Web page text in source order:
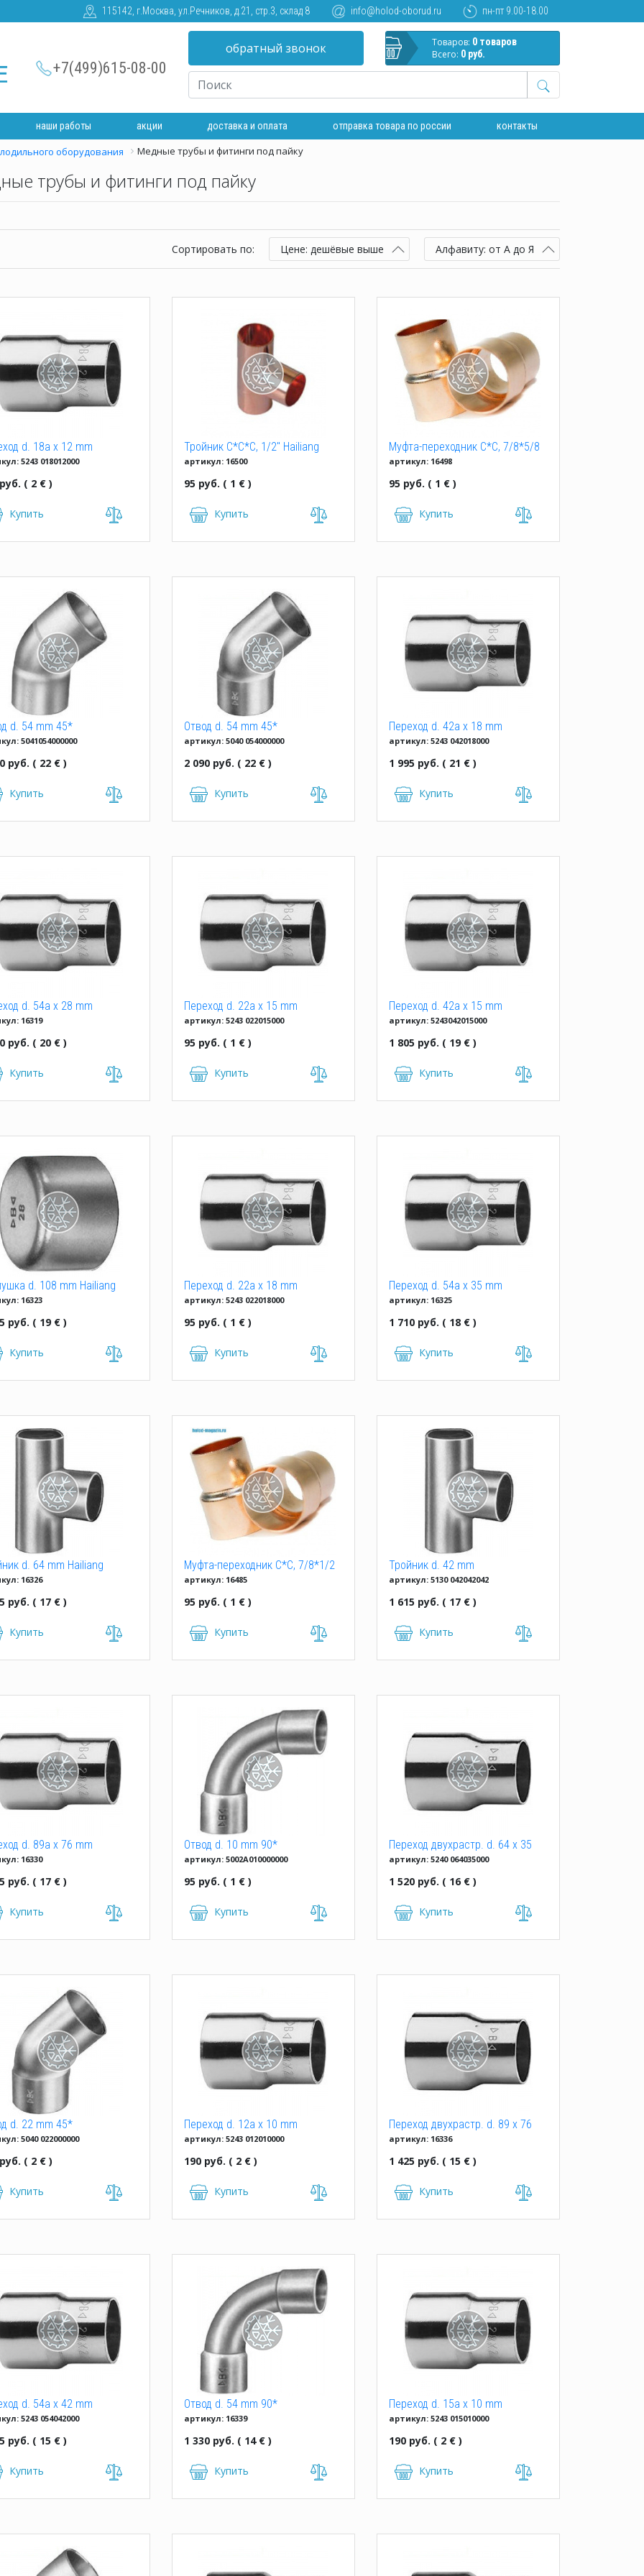
115142, г.Москва, ул.Речников, д.21, стр.3, склад 8 info@holod-oborud.ru пн-пт 9.00-18.00
+7(499)615-08-00
обратный звонок Товаров: 0 товаров
Всего: 0 руб.
наши работы акции доставка и оплата отправка товара по россии контакты
оборудования Медные трубы и фитинги под пайку
трубы и фитинги под пайку
Сортировать по: Цене: дешёвые выше Алфавиту: от А до Я
d. 18a x 12 mm
5243 018012000
( 2 € )
Купить
Тройник C*C*C, 1/2" Hailiang
артикул: 16500
95 руб. ( 1 € )
Купить
Муфта-переходник C*C, 7/8*5/8
Hailiang
артикул: 16498
95 руб. ( 1 € )
Купить
d. 54 mm 45*
IBP
5041054000000
руб. ( 22 € )
Купить
Отвод d. 54 mm 45*
однораструбный
артикул: 5040 054000000
2 090 руб. ( 22 € )
Купить
Переход d. 42a x 18 mm
однорастр.
артикул: 5243 042018000
1 995 руб. ( 21 € )
Купить
d. 54a x 28 mm
IBP
16319
руб. ( 20 € )
Купить
Переход d. 22a x 15 mm
однорастр.
артикул: 5243 022015000
95 руб. ( 1 € )
Купить
Переход d. 42a x 15 mm
однорастр.
артикул: 5243042015000
1 805 руб. ( 19 € )
Купить
d. 108 mm Hailiang
16323
руб. ( 19 € )
Купить
Переход d. 22a x 18 mm
однорастр.
артикул: 5243 022018000
95 руб. ( 1 € )
Купить
Переход d. 54a x 35 mm
однорастр. IBP
артикул: 16325
1 710 руб. ( 18 € )
Купить
d. 64 mm Hailiang
16326
руб. ( 17 € )
Купить
Муфта-переходник C*C, 7/8*1/2
Hailiang
артикул: 16485
95 руб. ( 1 € )
Купить
Тройник d. 42 mm
артикул: 5130 042042042
1 615 руб. ( 17 € )
Купить
d. 89a x 76 mm
Hailiang
16330
руб. ( 17 € )
Купить
Отвод d. 10 mm 90*
двухраструбный
артикул: 5002A010000000
95 руб. ( 1 € )
Купить
Переход двухрастр. d. 64 x 35
mm IBP
артикул: 5240 064035000
1 520 руб. ( 16 € )
Купить
d. 22 mm 45*
5040 022000000
( 2 € )
Купить
Переход d. 12a x 10 mm
однорастр.
артикул: 5243 012010000
190 руб. ( 2 € )
Купить
Переход двухрастр. d. 89 x 76
mm Hailiang
артикул: 16336
1 425 руб. ( 15 € )
Купить
d. 54a x 42 mm
IBP
5243 054042000
руб. ( 15 € )
Купить
Отвод d. 54 mm 90*
двухраструбный Hailiang
артикул: 16339
1 330 руб. ( 14 € )
Купить
Переход d. 15a x 10 mm
однорастр.
артикул: 5243 015010000
190 руб. ( 2 € )
Купить